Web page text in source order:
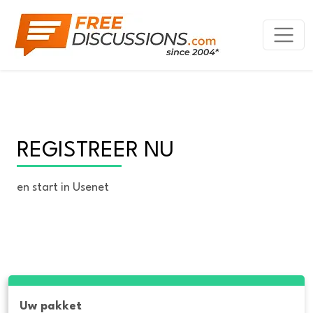
REGISTREER NU
en start in Usenet
Uw pakket